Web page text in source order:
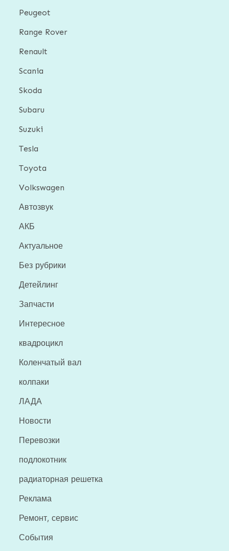
Peugeot
Range Rover
Renault
Scania
Skoda
Subaru
Suzuki
Tesla
Toyota
Volkswagen
Автозвук
АКБ
Актуальное
Без рубрики
Детейлинг
Запчасти
Интересное
квадроцикл
Коленчатый вал
колпаки
ЛАДА
Новости
Перевозки
подлокотник
радиаторная решетка
Реклама
Ремонт, сервис
События